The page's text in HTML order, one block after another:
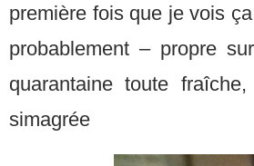
première fois que je vois
probablement – propre
quarantaine toute
simagrée